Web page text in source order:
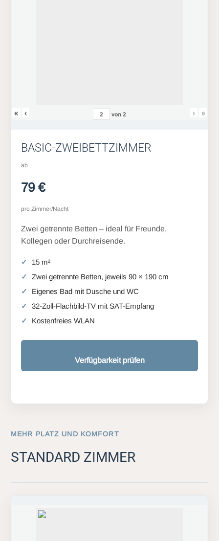
« ‹ von 2 › »
BASIC-ZWEIBETTZIMMER
ab
79 €
pro Zimmer/Nacht
Zwei getrennte Betten – ideal für Freunde,
Kollegen oder Durchreisende.
15 m²
Zwei getrennte Betten, jeweils 90 × 190 cm
Eigenes Bad mit Dusche und WC
32-Zoll-Flachbild-TV mit SAT-Empfang
Kostenfreies WLAN
Verfügbarkeit prüfen
MEHR PLATZ UND KOMFORT
STANDARD ZIMMER